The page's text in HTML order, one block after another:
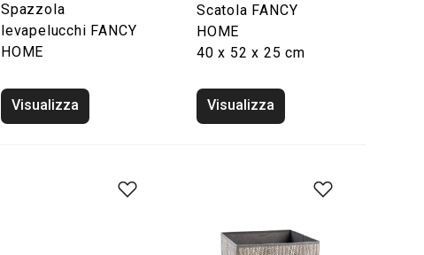
Spazzola
levapelucchi FANCY
HOME
Visualizza
Scatola FANCY
HOME
40 x 52 x 25 cm
Visualizza